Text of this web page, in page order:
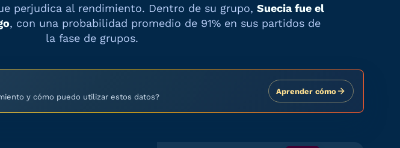
perjudica al rendimiento. Dentro de su grupo, Sueciafue el
, con una probabilidad promedio de 91% en sus partidos de
la fase de grupos.
y cómo puedo utilizar estos datos?
Aprender cómo